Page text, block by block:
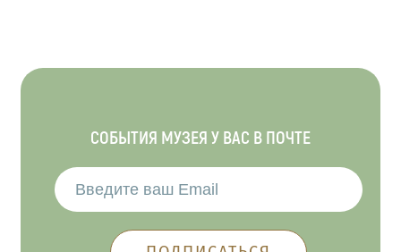
СОБЫТИЯ МУЗЕЯ У ВАС В ПОЧТЕ